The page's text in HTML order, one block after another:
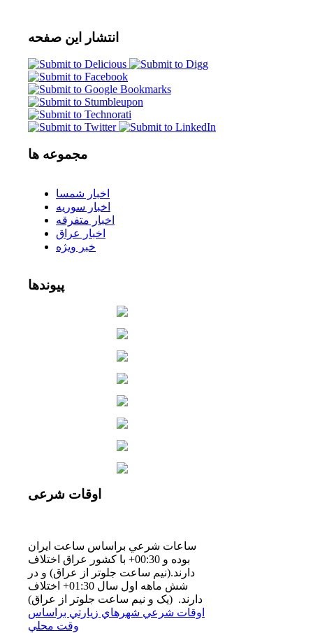
انتشار این صفحه
مجموعه ها
اخبار شمسا
اخبار سوریه
اخبار متفرقه
اخبار عراق
خبر ویژه
پیوندها
اوقات شرعی
ساعات شرعي براساس ساعت ايران
بوده و 00:30+ با كشور عراق اختلاف
دارند.(نيم ساعت جلوتر از عراق) و در
شش ماهه اول سال 01:30+ اختلاف
دارند. (یک و نیم ساعت جلوتر از عراق)
اوقات شرعي شهرهاي زيارتي براساس
وقت محلي